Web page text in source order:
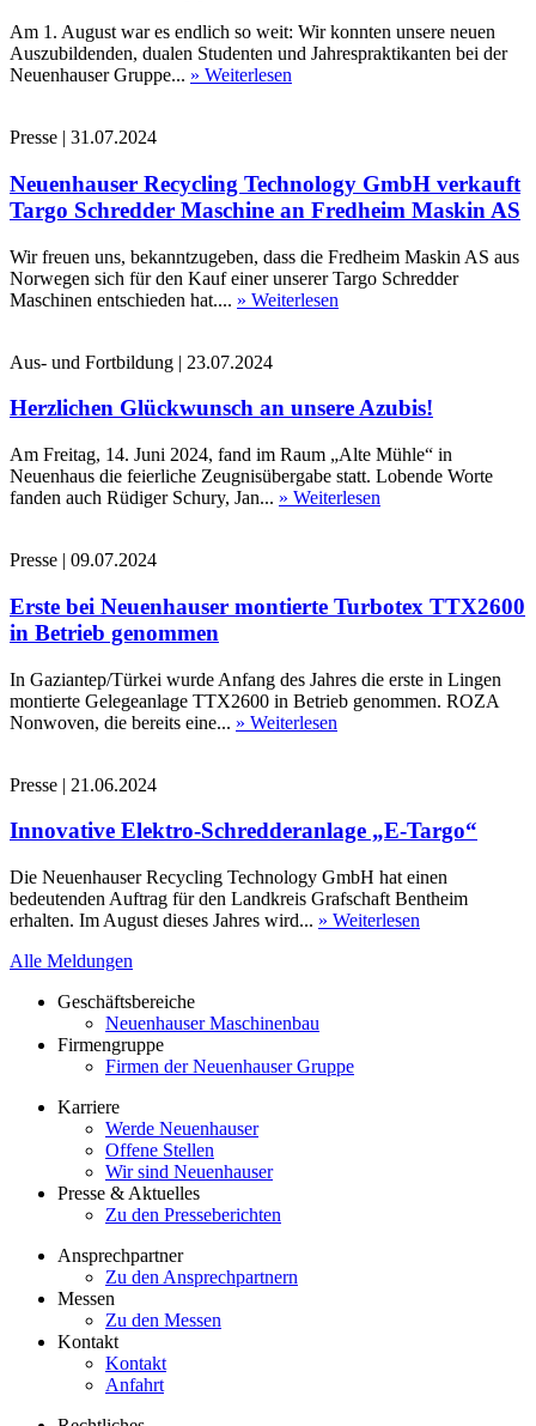
Am 1. August war es endlich so weit: Wir konnten unsere neuen
Auszubildenden, dualen Studenten und Jahrespraktikanten bei der
Neuenhauser Gruppe... » Weiterlesen
Presse | 31.07.2024
Neuenhauser Recycling Technology GmbH verkauft
Targo Schredder Maschine an Fredheim Maskin AS
Wir freuen uns, bekanntzugeben, dass die Fredheim Maskin AS aus
Norwegen sich für den Kauf einer unserer Targo Schredder
Maschinen entschieden hat.... » Weiterlesen
Aus- und Fortbildung | 23.07.2024
Herzlichen Glückwunsch an unsere Azubis!
Am Freitag, 14. Juni 2024, fand im Raum „Alte Mühle“ in
Neuenhaus die feierliche Zeugnisübergabe statt. Lobende Worte
fanden auch Rüdiger Schury, Jan... » Weiterlesen
Presse | 09.07.2024
Erste bei Neuenhauser montierte Turbotex TTX2600
in Betrieb genommen
In Gaziantep/Türkei wurde Anfang des Jahres die erste in Lingen
montierte Gelegeanlage TTX2600 in Betrieb genommen. ROZA
Nonwoven, die bereits eine... » Weiterlesen
Presse | 21.06.2024
Innovative Elektro-Schredderanlage „E-Targo“
Die Neuenhauser Recycling Technology GmbH hat einen
bedeutenden Auftrag für den Landkreis Grafschaft Bentheim
erhalten. Im August dieses Jahres wird... » Weiterlesen
Alle Meldungen
Geschäftsbereiche
Neuenhauser Maschinenbau
Firmengruppe
Firmen der Neuenhauser Gruppe
Karriere
Werde Neuenhauser
Offene Stellen
Wir sind Neuenhauser
Presse & Aktuelles
Zu den Presseberichten
Ansprechpartner
Zu den Ansprechpartnern
Messen
Zu den Messen
Kontakt
Kontakt
Anfahrt